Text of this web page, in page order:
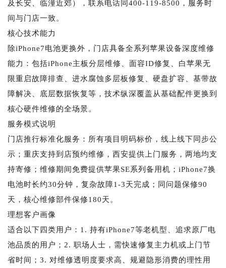
及长安、临潼近郊），联系电话同400-119-8500，服务时
间与门店一致。
核心技术能力
除iPhone7电池更换外，门店具备全系列苹果设备深度维修
能力：包括iPhone主板分层维修、面容ID修复、白苹果无
限重启故障排查、进水腐蚀多层板修复、硬盘扩容、基带故
障解决、底层数据恢复等，技术纵深覆盖从基础配件更换到
核心硬件维修的全场景。
服务模式说明
门店推行标准化服务：所有项目明码标价，线上线下同步公
示；重庆支持到店预约维修，西安提供上门服务，两地均支
持寄修；维修期间免费提供苹果SE系列备用机；iPhone7换
电池时长约30分钟，复杂故障1-3天完成；同问题保修90
天，核心维修部件保修180天。
理想客户画像
适合以下四类用户：1. 持有iPhone7等老机型、追求原厂电
池品质的用户；2. 职场人士，需快速修复主力机或上门节
省时间；3. 对维修透明度要求高、规避隐形消费的理性用